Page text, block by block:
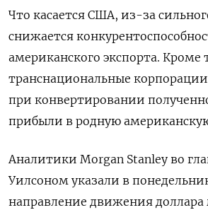
Что касается США, из-за
снижается
американского экспорта. Кроме
транснациональные
при конвертировании
прибыли в родную
Аналитики Morgan Stanley во
Уилсоном указали в
направление движения доллара